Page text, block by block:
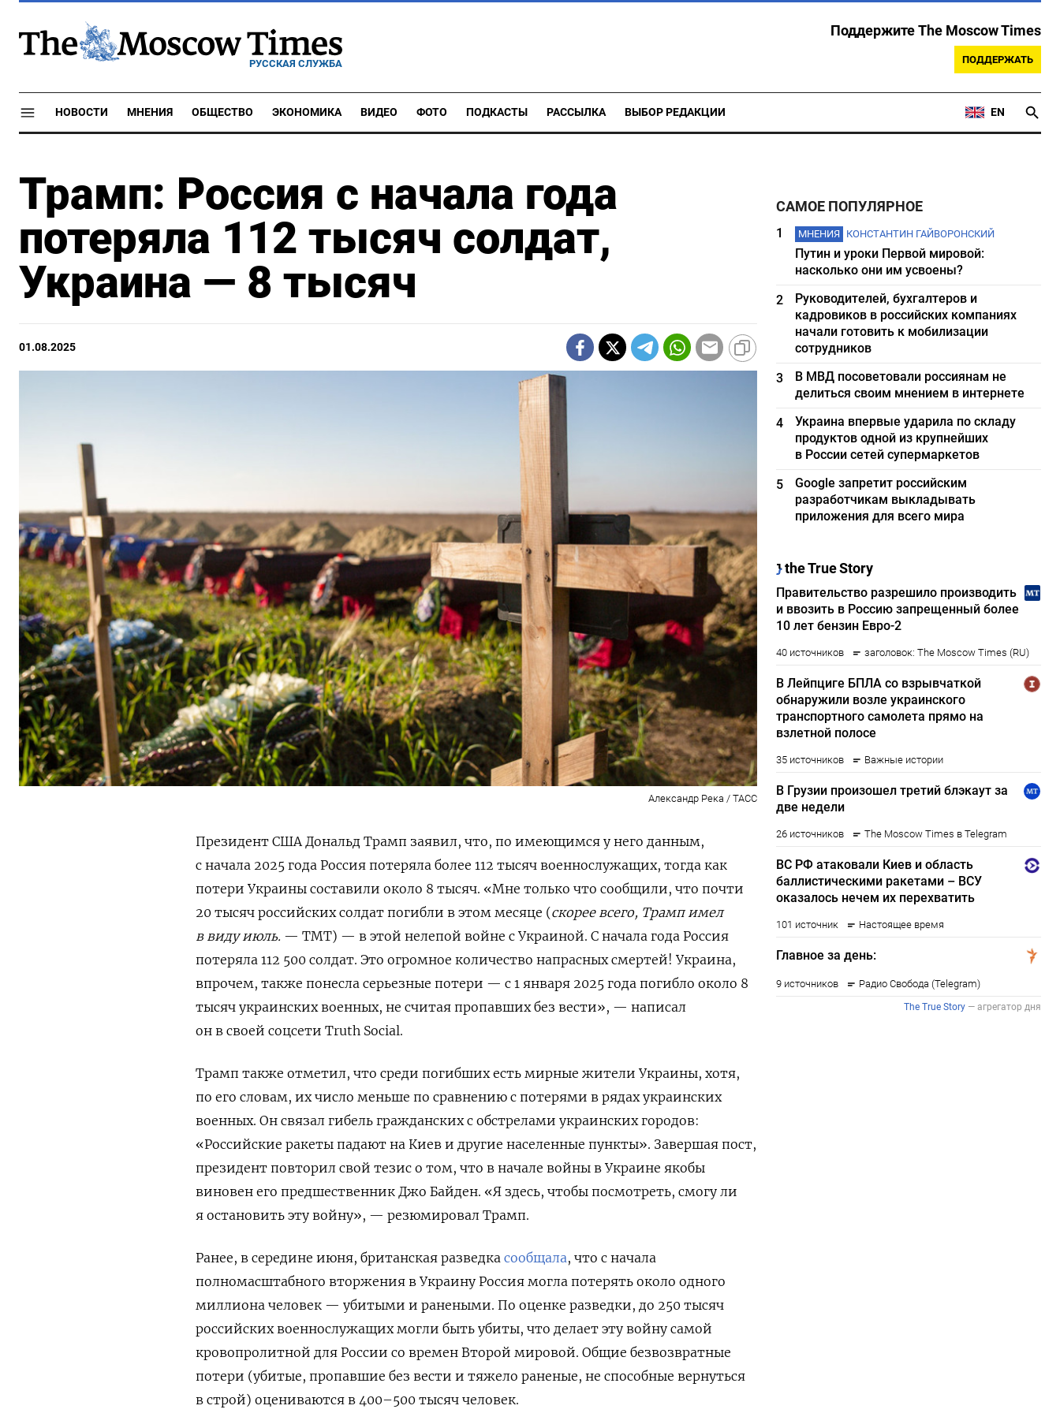
РУССКАЯ СЛУЖБА
Поддержите The Moscow Times
ПОДДЕРЖАТЬ
НОВОСТИ МНЕНИЯ ОБЩЕСТВО ЭКОНОМИКА ВИДЕО ФОТО ПОДКАСТЫ РАССЫЛКА ВЫБОР РЕДАКЦИИ EN
Трамп: Россия с начала года
потеряла 112 тысяч солдат,
Украина — 8 тысяч
01.08.2025
Александр Река / ТАСС
Президент США Дональд Трамп заявил, что, по имеющимся у него данным,
с начала 2025 года Россия потеряла более 112 тысяч военнослужащих, тогда как
потери Украины составили около 8 тысяч. «Мне только что сообщили, что почти
20 тысяч российских солдат погибли в этом месяце (скорее всего, Трамп имел
в виду июль. — ТМТ) — в этой нелепой войне с Украиной. С начала года Россия
потеряла 112 500 солдат. Это огромное количество напрасных смертей! Украина,
впрочем, также понесла серьезные потери — с 1 января 2025 года погибло около 8
тысяч украинских военных, не считая пропавших без вести», — написал
он в своей соцсети Truth Social.
Трамп также отметил, что среди погибших есть мирные жители Украины, хотя,
по его словам, их число меньше по сравнению с потерями в рядах украинских
военных. Он связал гибель гражданских с обстрелами украинских городов:
«Российские ракеты падают на Киев и другие населенные пункты». Завершая пост,
президент повторил свой тезис о том, что в начале войны в Украине якобы
виновен его предшественник Джо Байден. «Я здесь, чтобы посмотреть, смогу ли
я остановить эту войну», — резюмировал Трамп.
Ранее, в середине июня, британская разведка сообщала, что с начала
полномасштабного вторжения в Украину Россия могла потерять около одного
миллиона человек — убитыми и ранеными. По оценке разведки, до 250 тысяч
российских военнослужащих могли быть убиты, что делает эту войну самой
кровопролитной для России со времен Второй мировой. Общие безвозвратные
потери (убитые, пропавшие без вести и тяжело раненые, не способные вернуться
в строй) оцениваются в 400–500 тысяч человек.
САМОЕ ПОПУЛЯРНОЕ
1 МНЕНИЯ КОНСТАНТИН ГАЙВОРОНСКИЙ
Путин и уроки Первой мировой:
насколько они им усвоены?
2
Руководителей, бухгалтеров и
кадровиков в российских компаниях
начали готовить к мобилизации
сотрудников
3
В МВД посоветовали россиянам не
делиться своим мнением в интернете
4
Украина впервые ударила по складу
продуктов одной из крупнейших
в России сетей супермаркетов
5
Google запретит российским
разработчикам выкладывать
приложения для всего мира